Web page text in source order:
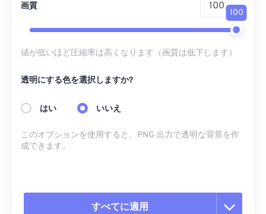
画質
100
値が低いほど圧縮率は高くなります（画質は低下します）
透明にする色を選択しますか?
はい いいえ
このオプションを使用すると、PNG 出力で透明な背景を作
成できます。
すべてに適用